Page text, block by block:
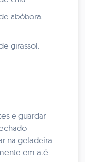
abóbora,
girassol,
e guardar
na geladeira
em até